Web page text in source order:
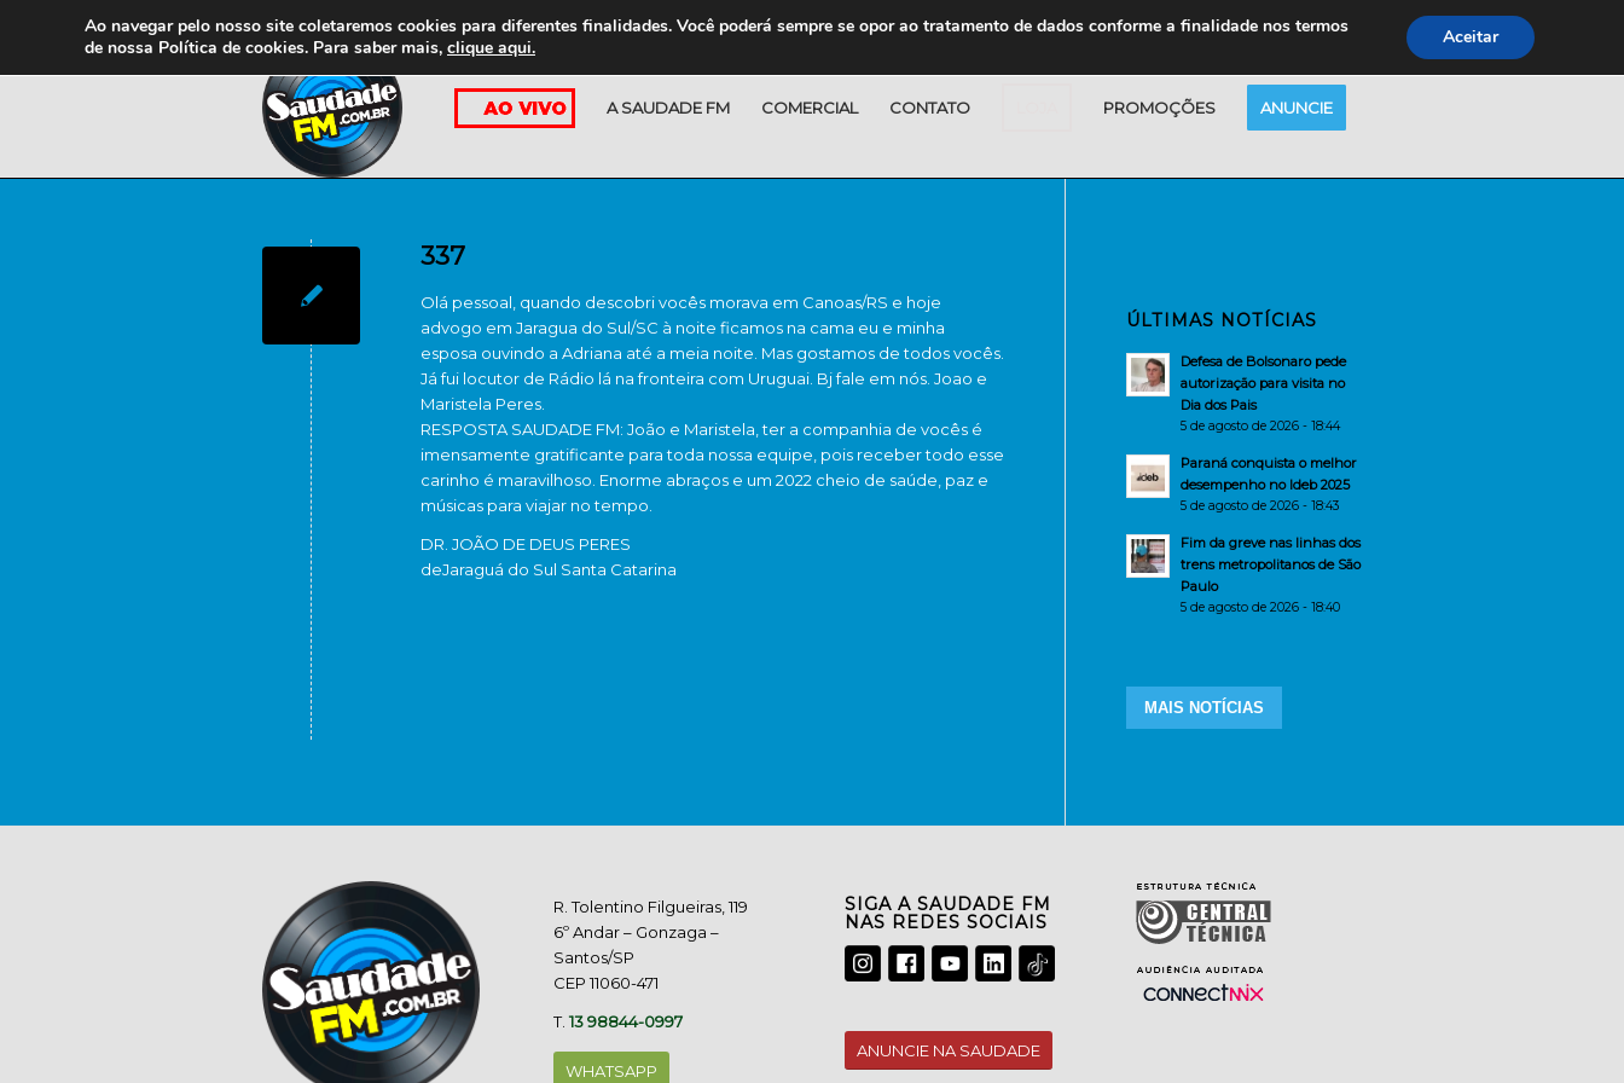
A SAUDADE FM COMERCIAL CONTATO PROMOÇÕES ANUNCIE
337
Olá pessoal, quando descobri vocês morava em Canoas/RS e hoje
advogo em Jaragua do Sul/SC à noite ficamos na cama eu e minha
esposa ouvindo a Adriana até a meia noite. Mas gostamos de todos vocês.
Já fui locutor de Rádio lá na fronteira com Uruguai. Bj fale em nós. Joao e
Maristela Peres.
RESPOSTA SAUDADE FM: João e Maristela, ter a companhia de vocês é
imensamente gratificante para toda nossa equipe, pois receber todo esse
carinho é maravilhoso. Enorme abraços e um 2022 cheio de saúde, paz e
músicas para viajar no tempo.
DR. JOÃO DE DEUS PERES
deJaraguá do Sul Santa Catarina
ÚLTIMAS NOTÍCIAS
Defesa de Bolsonaro pede
autorização para visita no
Dia dos Pais
5 de agosto de 2026 - 18:44
Paraná conquista o melhor
desempenho no Ideb 2025
5 de agosto de 2026 - 18:43
Fim da greve nas linhas dos
trens metropolitanos de São
Paulo
5 de agosto de 2026 - 18:40
MAIS NOTÍCIAS
R. Tolentino Filgueiras, 119
6º Andar – Gonzaga –
Santos/SP
CEP 11060-471
T.13 98844-0997
WHATSAPP
SIGA A SAUDADE FM
NAS REDES SOCIAIS
ANUNCIE NA SAUDADE
Ao navegar pelo nosso site coletaremos cookies para diferentes finalidades. Você poderá sempre se opor ao tratamento de dados conforme a finalidade nos termos
de nossa Política de cookies. Para saber mais, clique aqui. Aceitar